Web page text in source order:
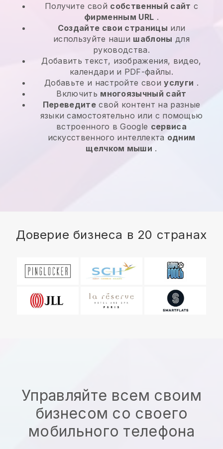
Получите свой собственный сайт с
фирменным URL .
Создайте свои страницы или
используйте наши шаблоны для
руководства.
Добавить текст, изображения, видео,
календари и PDF-файлы.
Добавьте и настройте своиуслуги .
Включить многоязычный сайт
Переведитесвой контент на разные
языки самостоятельно или с помощью
встроенного в Google сервиса
искусственного интеллекта одним
щелчком мыши .
Доверие бизнеса в 20 странах
Управляйте всем своим
бизнесом со своего
мобильного телефона